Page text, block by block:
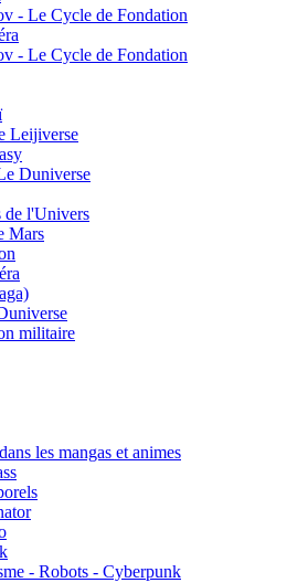
- Le Cycle de Fondation
- Le Cycle de Fondation
Leijiverse
Duniverse
de l'Univers
Mars
militaire
les mangas et animes
- Robots - Cyberpunk